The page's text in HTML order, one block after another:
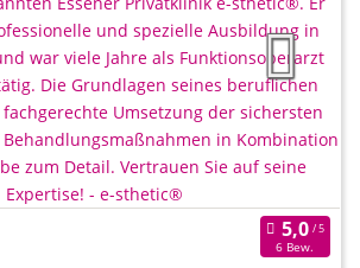
6 Bew.